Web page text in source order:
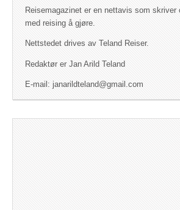
Reisemagazinet er en nettavis som skriver
med reising å gjøre.
Nettstedet drives av Teland Reiser.
Redaktør er Jan Arild Teland
E-mail: janarildteland@gmail.com